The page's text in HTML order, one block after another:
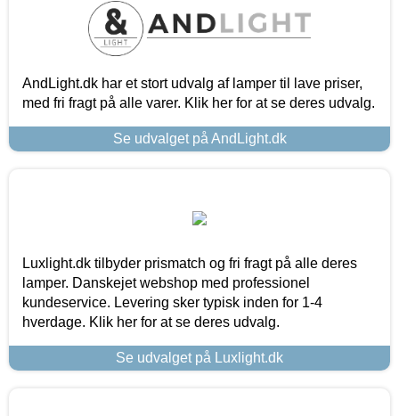
AndLight.dk har et stort udvalg af lamper til lave priser,
med fri fragt på alle varer. Klik her for at se deres udvalg.
Se udvalget på AndLight.dk
Luxlight.dk tilbyder prismatch og fri fragt på alle deres
lamper. Danskejet webshop med professionel
kundeservice. Levering sker typisk inden for 1-4
hverdage. Klik her for at se deres udvalg.
Se udvalget på Luxlight.dk